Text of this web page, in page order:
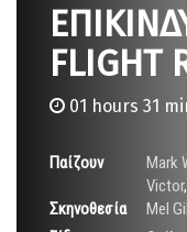
FLIGHT
01 hours 31
Παίζουν Mark
Victor,
Σκηνοθεσία
Mel